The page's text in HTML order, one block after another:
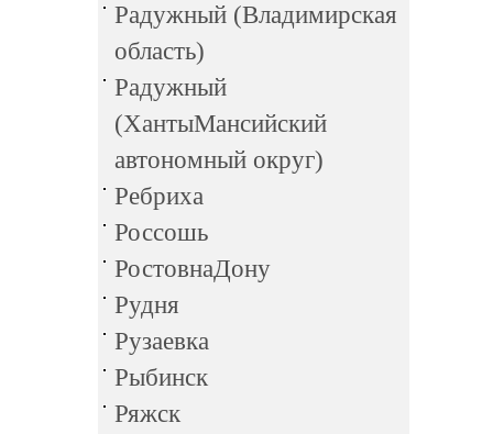
Радужный (Владимирская
область)
Радужный
(ХантыМансийский
автономный округ)
Ребриха
Россошь
РостовнаДону
Рудня
Рузаевка
Рыбинск
Ряжск